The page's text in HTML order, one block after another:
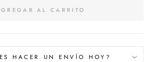
AL CARRITO
HACER UN ENVÍO HOY?